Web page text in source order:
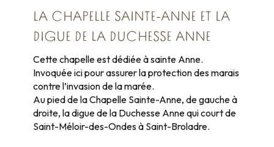
LA CHAPELLE SAINTE-ANNE ET LA
DIGUE DE LA DUCHESSE ANNE
Cette chapelle est dédiée à sainte Anne.
Invoquée ici pour assurer la protection des marais
contre l’invasion de la marée.
Au pied de la Chapelle Sainte-Anne, de gauche à
droite, la digue de la Duchesse Anne qui court de
Saint-Méloir-des-Ondes à Saint-Broladre.